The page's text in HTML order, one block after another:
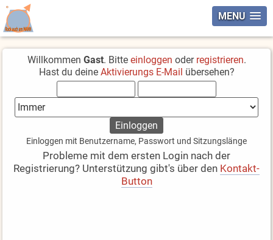
MENU
Willkommen Gast. Bitte einloggen oder registrieren.
Hast du deine Aktivierungs E-Mail übersehen?
Einloggen mit Benutzername, Passwort und Sitzungslänge
Probleme mit dem ersten Login nach der
Registrierung? Unterstützung gibt's über den Kontakt-
Button